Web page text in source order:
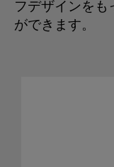
フデザインを
ができます。